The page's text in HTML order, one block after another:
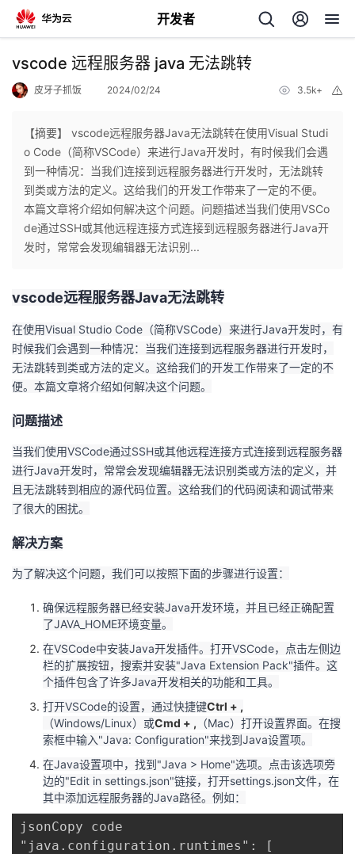
开发者
返
个
人
页
我
开
发
者
我
的
博
客
我
的
论
坛
我
的
圈
子
我
的
直
播
我
的
活
我
的
我
发
学
Programs
的
持
vscode 远程服务器 java 无法跳转
皮牙子抓饭 2024/02/24 3.5k+
【摘要】 vscode远程服务器Java无法跳转在使用Visual Studi
o Code（简称VSCode）来进行Java开发时，有时候我们会遇
到一种情况：当我们连接到远程服务器进行开发时，无法跳转
到类或方法的定义。这给我们的开发工作带来了一定的不便。
本篇文章将介绍如何解决这个问题。问题描述当我们使用VSCo
de通过SSH或其他远程连接方式连接到远程服务器进行Java开
发时，常常会发现编辑器无法识别...
vscode远程服务器Java无法跳转
在使用Visual Studio Code（简称VSCode）来进行Java开发时，有
时候我们会遇到一种情况：当我们连接到远程服务器进行开发时，
无法跳转到类或方法的定义。这给我们的开发工作带来了一定的不
便。本篇文章将介绍如何解决这个问题。
问题描述
当我们使用VSCode通过SSH或其他远程连接方式连接到远程服务器
进行Java开发时，常常会发现编辑器无法识别类或方法的定义，并
且无法跳转到相应的源代码位置。这给我们的代码阅读和调试带来
了很大的困扰。
解决方案
为了解决这个问题，我们可以按照下面的步骤进行设置：
确保远程服务器已经安装Java开发环境，并且已经正确配置
了JAVA_HOME环境变量。
在VSCode中安装Java开发插件。打开VSCode，点击左侧边
栏的扩展按钮，搜索并安装"Java Extension Pack"插件。这
个插件包含了许多Java开发相关的功能和工具。
打开VSCode的设置，通过快捷键Ctrl + ,
（Windows/Linux）或Cmd + , （Mac）打开设置界面。在搜
索框中输入"Java: Configuration"来找到Java设置项。
在Java设置项中，找到"Java > Home"选项。点击该选项旁
边的"Edit in settings.json"链接，打开settings.json文件，在
其中添加远程服务器的Java路径。例如：
jsonCopy code
"java.configuration.runtimes": [